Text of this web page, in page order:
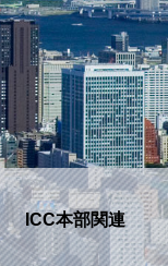
ICC本部関連